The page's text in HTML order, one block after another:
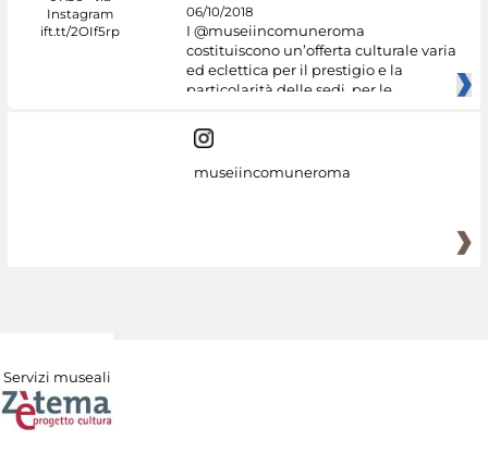
06/10/2018
I @museiincomuneroma
costituiscono un’offerta culturale varia
ed eclettica per il prestigio e la
particolarità delle sedi, per le
museiincomuneroma
Servizi museali